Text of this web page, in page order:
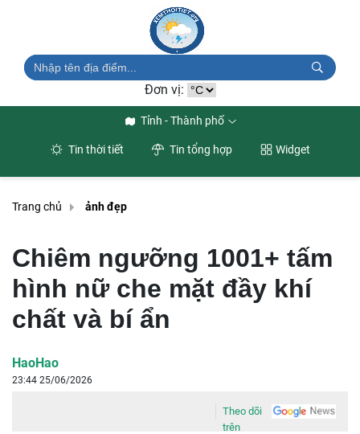
Đơn vị:
Tỉnh - Thành phố
Tin thời tiết Tin tổng hợp Widget
Trang chủ ảnh đẹp
Chiêm ngưỡng 1001+ tấm
hình nữ che mặt đầy khí
chất và bí ẩn
HaoHao
23:44 25/06/2026
Theo dõi
trên